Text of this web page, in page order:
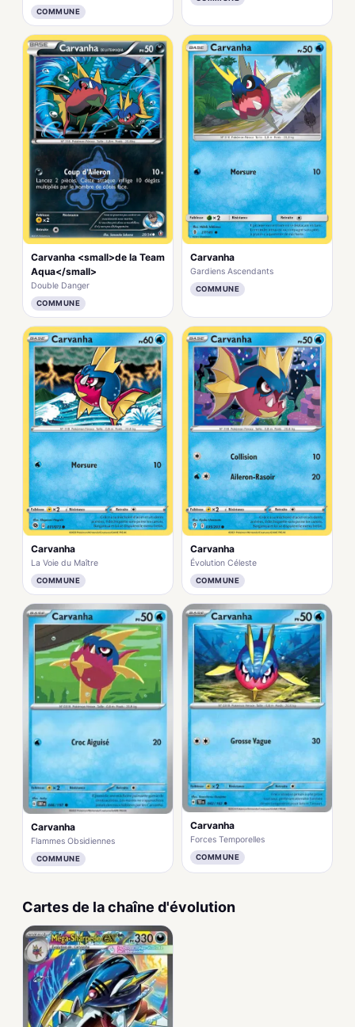
COMMUNE
Carvanha <small>de la Team
Aqua</small>
Double Danger
COMMUNE
Carvanha
Gardiens Ascendants
COMMUNE
Carvanha
La Voie du Maître
COMMUNE
Carvanha
Évolution Céleste
COMMUNE
Carvanha
Flammes Obsidiennes
COMMUNE
Carvanha
Forces Temporelles
COMMUNE
Cartes de la chaîne d'évolution